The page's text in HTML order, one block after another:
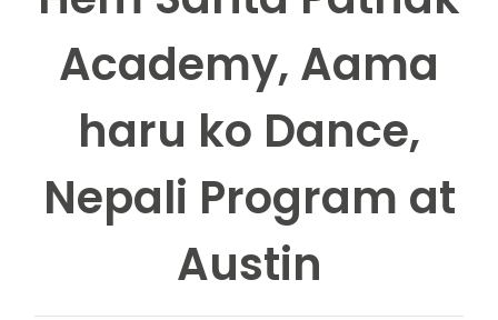
Academy, Aama
haru ko Dance,
Nepali Program at
Austin